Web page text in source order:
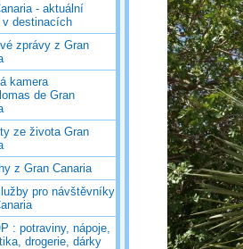
- aktuální
destinacích
zprávy z Gran
kamera
de Gran
ze života Gran
z Gran Canaria
pro návštěvníky
: potraviny, nápoje,
drogerie, dárky